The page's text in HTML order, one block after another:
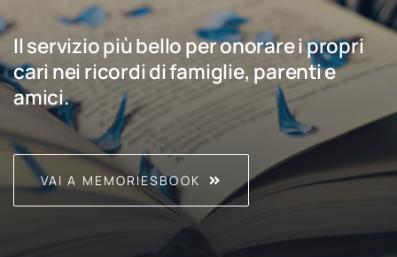
Il servizio più bello per onorare i propri
cari nei ricordi di famiglie, parenti e
amici.
VAI A MEMORIESBOOK